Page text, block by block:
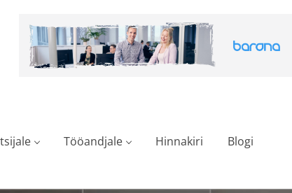
Tööandjale Hinnakiri Blogi